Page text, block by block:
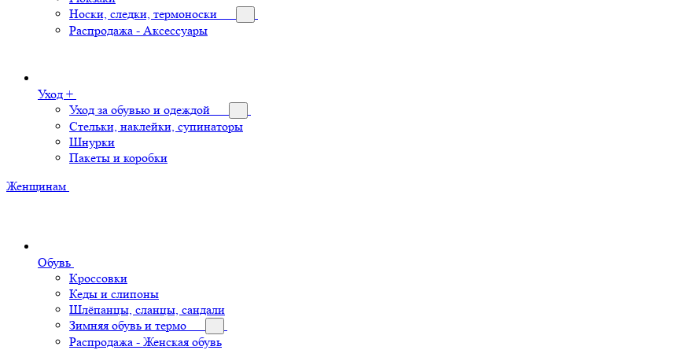
Носки, следки, термоноски
Распродажа - Аксессуары
Уход +
Уход за обувью и одеждой
Стельки, наклейки, супинаторы
Шнурки
Пакеты и коробки
Женщинам
Обувь
Кроссовки
Кеды и слипоны
Шлёпанцы, сланцы, сандали
Зимняя обувь и термо
Распродажа - Женская обувь